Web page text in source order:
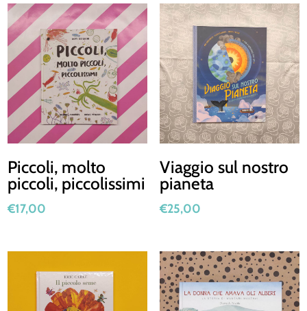
Piccoli, molto
piccoli, piccolissimi
€17,00
Viaggio sul nostro
pianeta
€25,00